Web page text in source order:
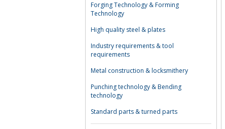
Forging Technology & Forming
Technology
High quality steel & plates
Industry requirements & tool
requirements
Metal construction & locksmithery
Punching technology & Bending
technology
Standard parts & turned parts